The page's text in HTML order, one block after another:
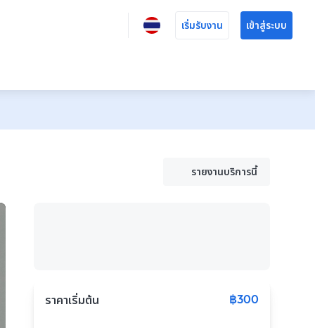
เริ่มรับงาน เข้าสู่ระบบ
รายงานบริการนี้
ราคาเริ่มต้น ฿300